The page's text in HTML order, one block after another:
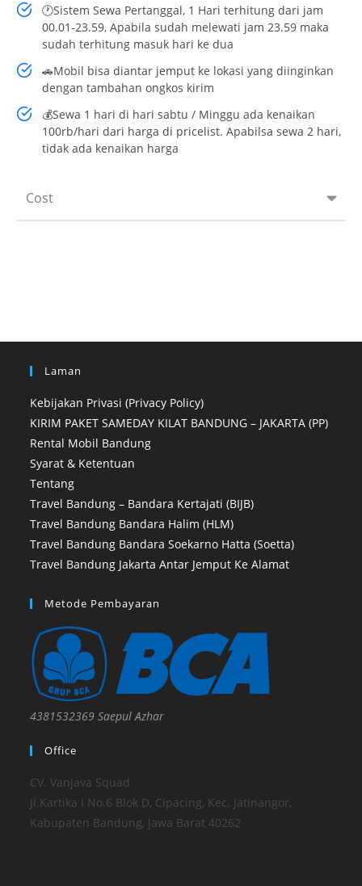
Cost
🕐Sistem Sewa Pertanggal, 1 Hari terhitung dari jam
00.01-23.59, Apabila sudah melewati jam 23.59 maka
sudah terhitung masuk hari ke dua
🚗Mobil bisa diantar jemput ke lokasi yang diinginkan
dengan tambahan ongkos kirim
💰Sewa 1 hari di hari sabtu / Minggu ada kenaikan
100rb/hari dari harga di pricelist. Apabilsa sewa 2 hari,
tidak ada kenaikan harga
Laman
Kebijakan Privasi (Privacy Policy)
KIRIM PAKET SAMEDAY KILAT BANDUNG – JAKARTA (PP)
Rental Mobil Bandung
Syarat & Ketentuan
Tentang
Travel Bandung – Bandara Kertajati (BIJB)
Travel Bandung Bandara Halim (HLM)
Travel Bandung Bandara Soekarno Hatta (Soetta)
Travel Bandung Jakarta Antar Jemput Ke Alamat
Metode Pembayaran
4381532369 Saepul Azhar
Office
CV. Vanjava Squad
Jl.Kartika I No.6 Blok D, Cipacing, Kec. Jatinangor,
Kabupaten Bandung, Jawa Barat 40262